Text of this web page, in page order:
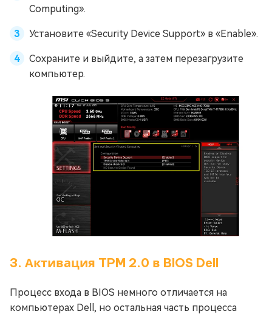
Computing».
Установите «Security Device Support» в «Enable».
Сохраните и выйдите, а затем перезагрузите
компьютер.
3. Активация TPM 2.0 в BIOS Dell
Процесс входа в BIOS немного отличается на
компьютерах Dell, но остальная часть процесса